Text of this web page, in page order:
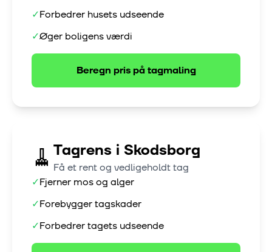
✓Forbedrer husets udseende
✓Øger boligens værdi
Beregn pris påtagmaling
🧹 Tagrens i Skodsborg
Få et rent og vedligeholdt tag
✓Fjerner mos og alger
✓Forebygger tagskader
✓Forbedrer tagets udseende